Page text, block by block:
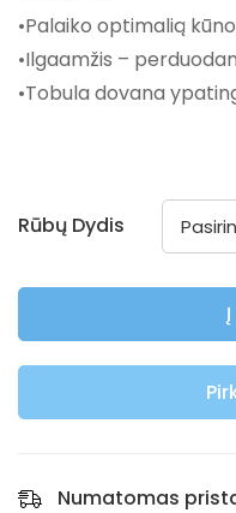
•Palaiko optimalią
•Ilgaamžis –
•Tobula dovana
Rūbų Dydis
Numatomas